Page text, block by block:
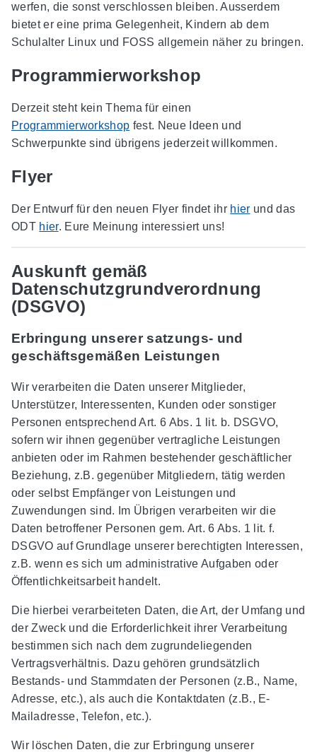
werfen, die sonst verschlossen bleiben. Ausserdem
bietet er eine prima Gelegenheit, Kindern ab dem
Schulalter Linux und FOSS allgemein näher zu bringen.
Programmierworkshop
Derzeit steht kein Thema für einen
Programmierworkshop fest. Neue Ideen und
Schwerpunkte sind übrigens jederzeit willkommen.
Flyer
Der Entwurf für den neuen Flyer findet ihr hier und das
ODT hier. Eure Meinung interessiert uns!
Auskunft gemäß
Datenschutzgrundverordnung
(DSGVO)
Erbringung unserer satzungs- und
geschäftsgemäßen Leistungen
Wir verarbeiten die Daten unserer Mitglieder,
Unterstützer, Interessenten, Kunden oder sonstiger
Personen entsprechend Art. 6 Abs. 1 lit. b. DSGVO,
sofern wir ihnen gegenüber vertragliche Leistungen
anbieten oder im Rahmen bestehender geschäftlicher
Beziehung, z.B. gegenüber Mitgliedern, tätig werden
oder selbst Empfänger von Leistungen und
Zuwendungen sind. Im Übrigen verarbeiten wir die
Daten betroffener Personen gem. Art. 6 Abs. 1 lit. f.
DSGVO auf Grundlage unserer berechtigten Interessen,
z.B. wenn es sich um administrative Aufgaben oder
Öffentlichkeitsarbeit handelt.
Die hierbei verarbeiteten Daten, die Art, der Umfang und
der Zweck und die Erforderlichkeit ihrer Verarbeitung
bestimmen sich nach dem zugrundeliegenden
Vertragsverhältnis. Dazu gehören grundsätzlich
Bestands- und Stammdaten der Personen (z.B., Name,
Adresse, etc.), als auch die Kontaktdaten (z.B., E-
Mailadresse, Telefon, etc.).
Wir löschen Daten, die zur Erbringung unserer